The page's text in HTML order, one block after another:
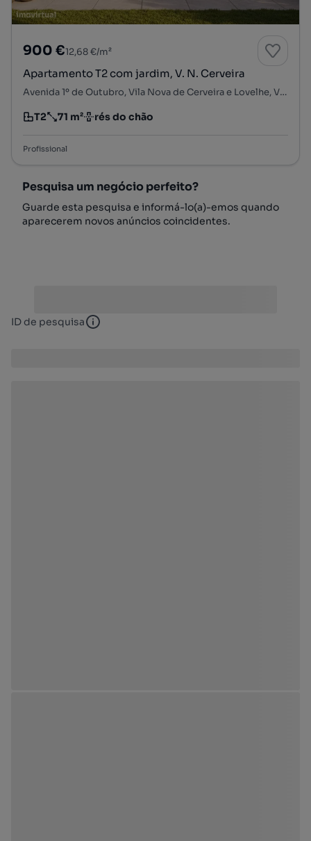
900 €12,68 €/m²
Apartamento T2 com jardim, V. N. Cerveira
Avenida 1º de Outubro, Vila Nova de Cerveira e Lovelhe, Vila Nova de Cerveira, Viana do Castelo
Tipologia
T2
Preço por metro quadrado
71 m²
Andar rés do chão
Profissional
Pesquisa um negócio perfeito?
Guarde esta pesquisa e informá-lo(a)-emos quando
aparecerem novos anúncios coincidentes.
ID de pesquisa ID de pesquisa